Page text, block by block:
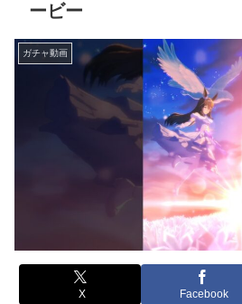
ービー
ガチャ動画
X Facebook